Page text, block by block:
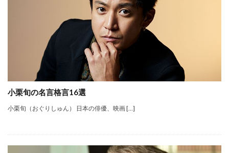
小栗旬の名言格言16選
小栗旬（おぐりしゅん） 日本の俳優、映画 […]